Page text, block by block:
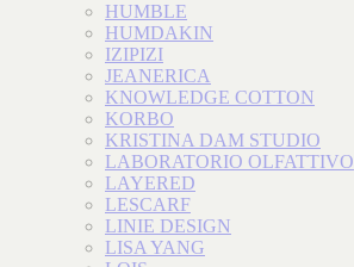
HUMBLE
HUMDAKIN
IZIPIZI
JEANERICA
KNOWLEDGE COTTON
KORBO
KRISTINA DAM STUDIO
LABORATORIO OLFATTIVO
LAYERED
LESCARF
LINIE DESIGN
LISA YANG